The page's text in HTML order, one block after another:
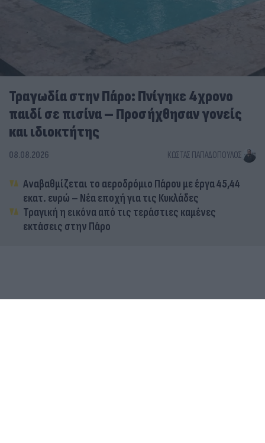
Τραγωδία στην Πάρο: Πνίγηκε 4χρονο
παιδί σε πισίνα – Προσήχθησαν γονείς
και ιδιοκτήτης
08.08.2026 ΚΏΣΤΑΣ ΠΑΠΑΔΌΠΟΥΛΟΣ
Αναβαθμίζεται το αεροδρόμιο Πάρου με έργα 45,44
εκατ. ευρώ – Νέα εποχή για τις Κυκλάδες
Τραγική η εικόνα από τις τεράστιες καμένες
εκτάσεις στην Πάρο